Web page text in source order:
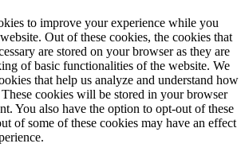
to improve your experience while you
Out of these cookies, the cookies that
are stored on your browser as they are
of basic functionalities of the website. We
that help us analyze and understand how
cookies will be stored in your browser
You also have the option to opt-out of these
of some of these cookies may have an effect